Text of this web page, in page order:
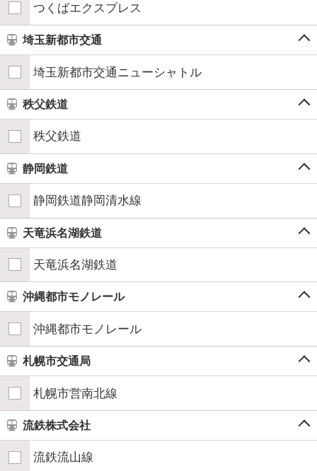
つくばエクスプレス
埼玉新都市交通
埼玉新都市交通ニューシャトル
秩父鉄道
秩父鉄道
静岡鉄道
静岡鉄道静岡清水線
天竜浜名湖鉄道
天竜浜名湖鉄道
沖縄都市モノレール
沖縄都市モノレール
札幌市交通局
札幌市営南北線
流鉄株式会社
流鉄流山線